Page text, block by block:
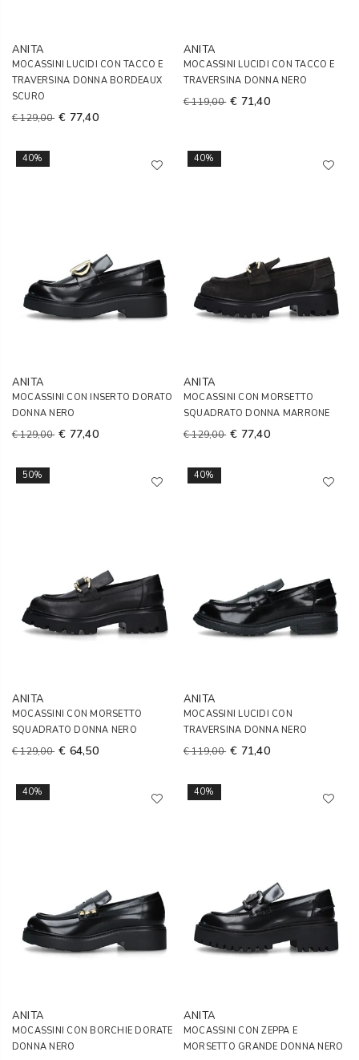
ANITA
MOCASSINI LUCIDI CON TACCO E
TRAVERSINA DONNA BORDEAUX
SCURO
€ 129,00 € 77,40
ANITA
MOCASSINI LUCIDI CON TACCO E
TRAVERSINA DONNA NERO
€ 119,00 € 71,40
40%
ANITA
MOCASSINI CON INSERTO DORATO
DONNA NERO
€ 129,00 € 77,40
40%
ANITA
MOCASSINI CON MORSETTO
SQUADRATO DONNA MARRONE
€ 129,00 € 77,40
50%
ANITA
MOCASSINI CON MORSETTO
SQUADRATO DONNA NERO
€ 129,00 € 64,50
40%
ANITA
MOCASSINI LUCIDI CON
TRAVERSINA DONNA NERO
€ 119,00 € 71,40
40%
ANITA
MOCASSINI CON BORCHIE DORATE
DONNA NERO
40%
ANITA
MOCASSINI CON ZEPPA E
MORSETTO GRANDE DONNA NERO